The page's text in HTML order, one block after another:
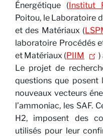
Énergétique (Institut
Poitou, le Laboratoire
et des Matériaux (
laboratoire Procédés
et Matériaux (PIIM
)
Le projet de
questions que posent
nouveaux vecteurs
l’ammoniac, les SAF.
H2, imposent des
utilisés pour leur